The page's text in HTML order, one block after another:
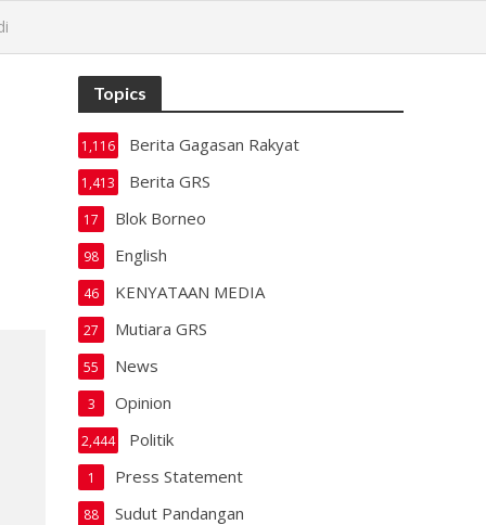
Topics
Berita Gagasan Rakyat
1,116
Berita GRS
1,413
Blok Borneo
17
English
98
KENYATAAN MEDIA
46
Mutiara GRS
27
News
55
Opinion
3
Politik
2,444
Press Statement
1
Sudut Pandangan
88